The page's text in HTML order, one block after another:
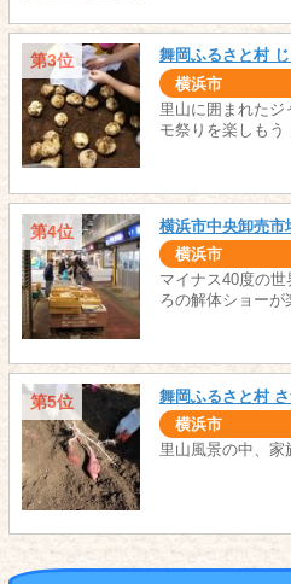
第3位 舞岡ふるさと村
横浜市
里山に囲まれたジ
モ祭りを楽しもう
第4位 横浜市中央卸売市
横浜市
マイナス40度の
ろの解体ショーが
第5位 舞岡ふるさと村
横浜市
里山風景の中、家